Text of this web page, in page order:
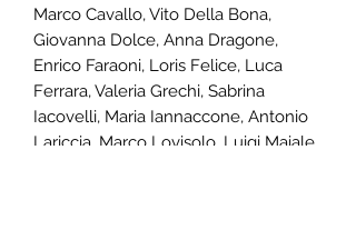
Marco Cavallo, Vito Della Bona,
Giovanna Dolce, Anna Dragone,
Enrico Faraoni, Loris Felice, Luca
Ferrara, Valeria Grechi, Sabrina
Iacovelli, Maria Iannaccone, Antonio
Lariccia, Marco Lovisolo, Luigi Maiale,